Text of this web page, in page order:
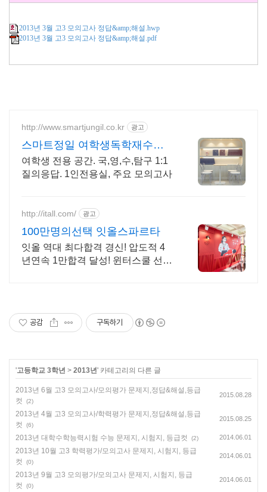
2013년 3월 고3 모의고사 정답&amp;해설.hwp
2013년 3월 고3 모의고사 정답&amp;해설.pdf
http://www.smartjungil.co.kr 광고
스마트정일 여학생독학재수학
원
여학생 전용 공간. 국,영,수,탐구 1:1
질의응답. 1인전용실, 주요 모의고사
http://itall.com/ 광고
100만명의선택 잇올스파르타
잇올 역대 최다합격 경신! 압도적 4
년연속 1만합격 달성! 윈터스쿨 선착
공감 구독하기
'고등학교 3학년 > 2013년' 카테고리의 다른 글
2013년 6월 고3 모의고사/모의평가 문제지,정답&해설,등급
컷
(2)
2015.08.28
2013년 4월 고3 모의고사/학력평가 문제지,정답&해설,등급
컷
(6)
2015.08.25
2013년 대학수학능력시험 수능 문제지, 시험지, 등급컷 (2) 2014.06.01
2013년 10월 고3 학력평가/모의고사 문제지, 시험지, 등급
컷
(0)
2014.06.01
2013년 9월 고3 모의평가/모의고사 문제지, 시험지, 등급
컷
(0)
2014.06.01